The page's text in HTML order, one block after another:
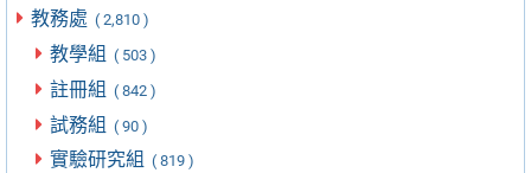
教務處 ( 2,810 )
教學組 ( 503 )
註冊組 ( 842 )
試務組 ( 90 )
實驗研究組 ( 819 )